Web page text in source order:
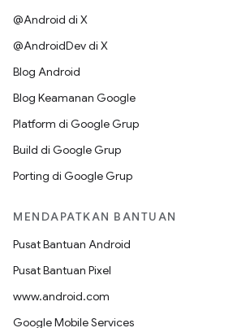
@Android di X
@AndroidDev di X
Blog Android
Blog Keamanan Google
Platform di Google Grup
Build di Google Grup
Porting di Google Grup
MENDAPATKAN BANTUAN
Pusat Bantuan Android
Pusat Bantuan Pixel
www.android.com
Google Mobile Services